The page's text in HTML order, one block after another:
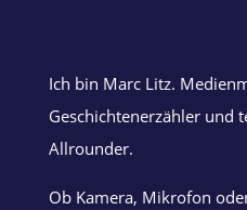
Ich bin Marc Litz.
Geschichtenerzähler und
Allrounder.
Ob Kamera, Mikrofon